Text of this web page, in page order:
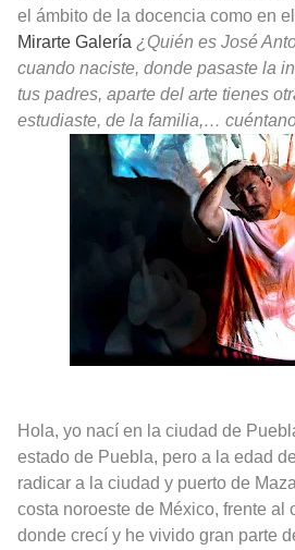
el ámbito de la docencia como en
Mirarte Galería ¿Quién es José
cuando naciste, donde pasaste la
tus padres, aparte del arte tienes
estudiaste, de la familia,…
Hola, yo nací en la ciudad de
estado de Puebla, pero a la edad
radicar a la ciudad y puerto de
costa noroeste de México, frente al
donde crecí y he vivido gran parte